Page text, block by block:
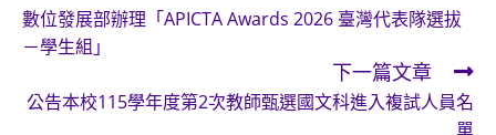
more
articles
數位發展部辦理「APICTA Awards 2026 臺灣代表隊選拔
－學生組」
下一篇文章
公告本校115學年度第2次教師甄選國文科進入複試人員名
單